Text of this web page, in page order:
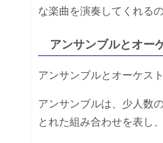
な楽曲を演奏してくれる
アンサンブルとオー
アンサンブルとオーケス
アンサンブルは、少人数
とれた組み合わせを表し